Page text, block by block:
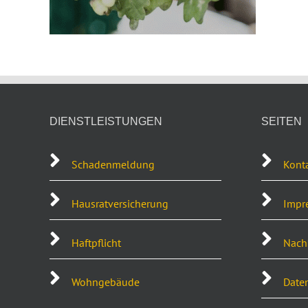
DIENSTLEISTUNGEN
Schadenmeldung
Hausratversicherung
Haftpflicht
Wohngebäude
SEITEN